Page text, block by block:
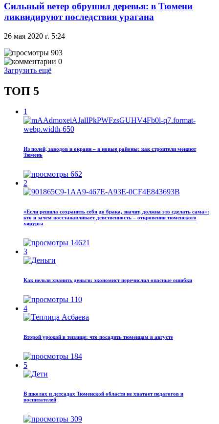
Сильный ветер обрушил деревья: в Тюмени
ликвидируют последствия урагана
26 мая 2020 г. 5:24
903
0
Загрузить ещё
ТОП 5
1
Из полей, заводов и окраин – в новые районы: как строители меняют
Тюмень
662
2
«Если решила сохранить себя до брака, значит, должна это сделать сама»:
кто и зачем восстанавливает девственность – откровения тюменского
хирурга
14621
3
Как нельзя хранить деньги: экономист перечислил опасные ошибки
110
4
Второй урожай в теплице: что посадить тюменцам в августе
184
5
В школах и детсадах Тюменской области не хватает педагогов и
воспитателей
309